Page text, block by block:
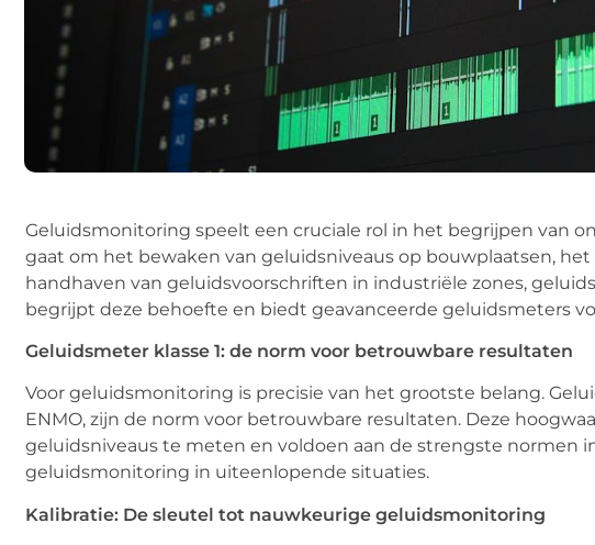
Geluidsmonitoring speelt een cruciale rol in het begrijpen van
gaat om het bewaken van geluidsniveaus op bouwplaatsen,
handhaven van geluidsvoorschriften in industriële zones,
begrijpt deze behoefte en biedt geavanceerde geluidsmeters
Geluidsmeter klasse 1: de norm voor betrouwbare resultaten
Voor geluidsmonitoring is precisie van het grootste belang.
ENMO, zijn de norm voor betrouwbare resultaten. Deze
geluidsniveaus te meten en voldoen aan de strengste normen
geluidsmonitoring in uiteenlopende situaties.
Kalibratie: De sleutel tot nauwkeurige geluidsmonitoring